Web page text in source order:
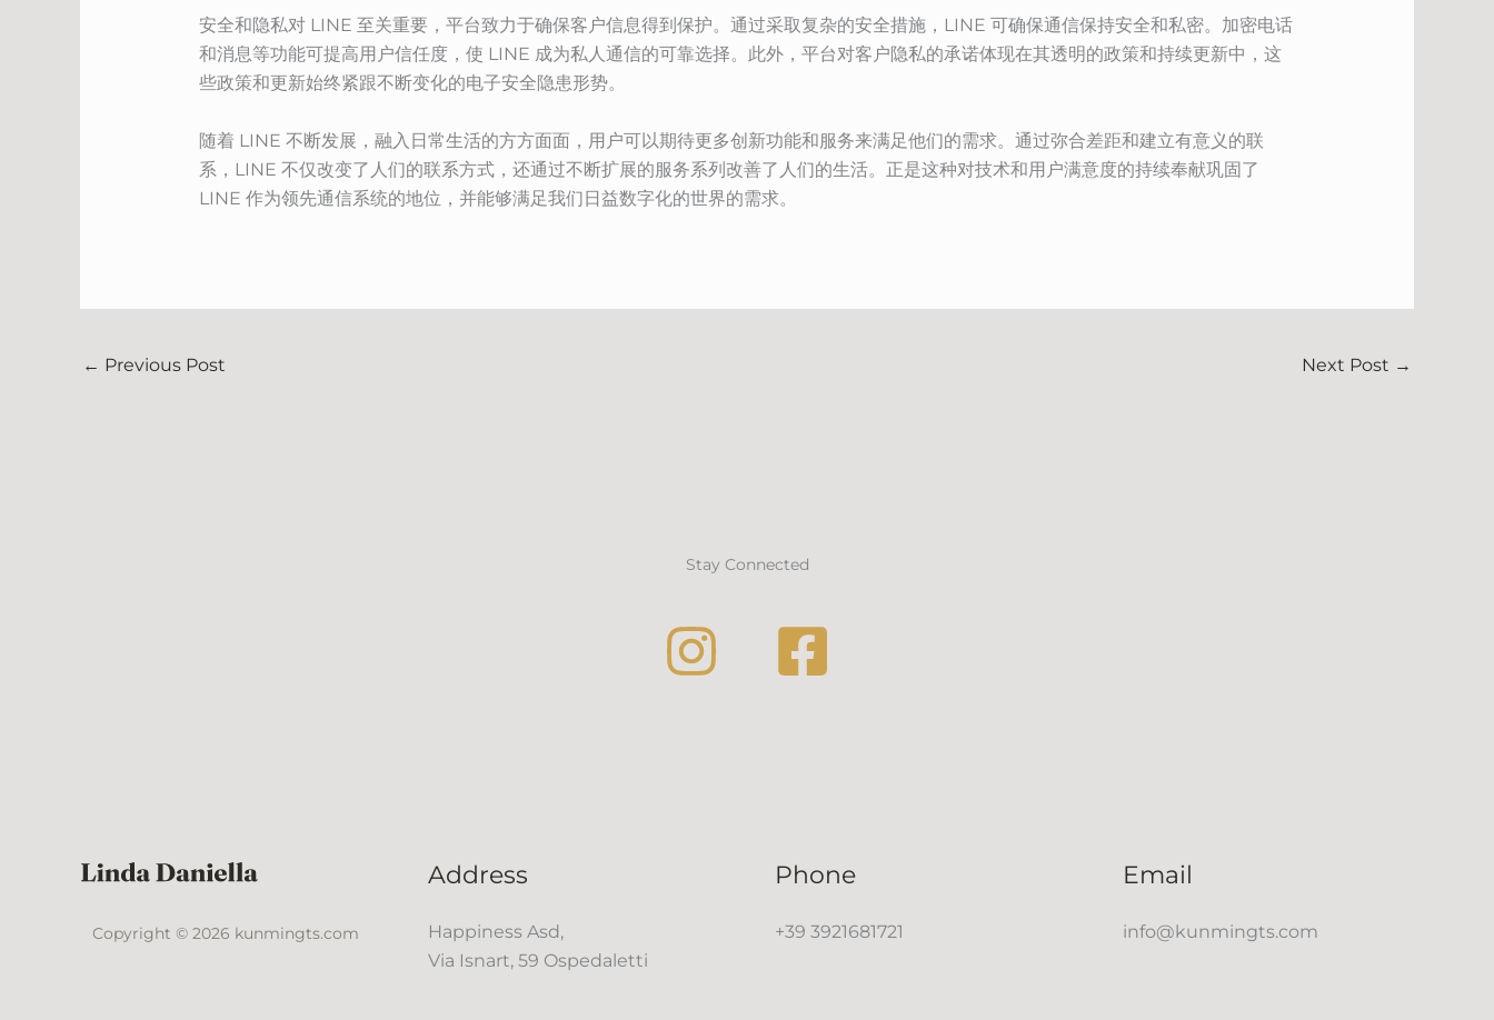
安全和隐私对 LINE 至关重要，平台致力于确保客户信息得到保护。通过采取复杂的安全措施，LINE 可确保通信保持安全和私密。加密电话
和消息等功能可提高用户信任度，使 LINE 成为私人通信的可靠选择。此外，平台对客户隐私的承诺体现在其透明的政策和持续更新中，这
些政策和更新始终紧跟不断变化的电子安全隐患形势。
随着 LINE 不断发展，融入日常生活的方方面面，用户可以期待更多创新功能和服务来满足他们的需求。通过弥合差距和建立有意义的联
系，LINE 不仅改变了人们的联系方式，还通过不断扩展的服务系列改善了人们的生活。正是这种对技术和用户满意度的持续奉献巩固了
LINE 作为领先通信系统的地位，并能够满足我们日益数字化的世界的需求。
← Previous Post Next Post →
Stay Connected
Copyright © 2026 kunmingts.com
Address
Happiness Asd,
Via Isnart, 59 Ospedaletti
Phone
+39 3921681721
Email
info@kunmingts.com